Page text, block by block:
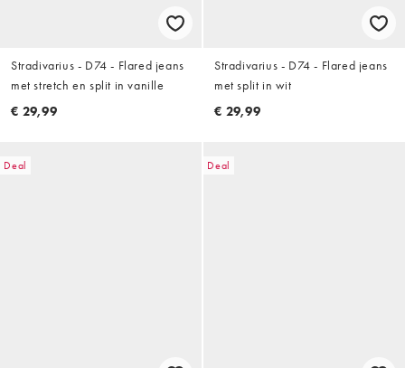
Stradivarius - D74 - Flared jeans
met stretch en split in vanille
€ 29,99
Stradivarius - D74 - Flared jeans
met split in wit
€ 29,99
Deal Deal